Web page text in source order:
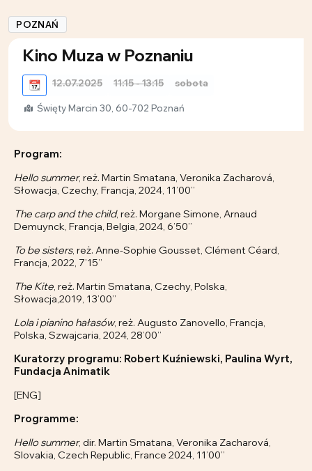
POZNAŃ
Kino Muza w Poznaniu
📆 12.07.2025 11:15 - 13:15 sobota
Święty Marcin 30, 60-702 Poznań
Program:
Hello summer, reż. Martin Smatana, Veronika Zacharová,
Słowacja, Czechy, Francja, 2024, 11’00’’
The carp and the child, reż. Morgane Simone, Arnaud
Demuynck, Francja, Belgia, 2024, 6’50’’
To be sisters, reż. Anne-Sophie Gousset, Clément Céard,
Francja, 2022, 7’15’’
The Kite, reż. Martin Smatana, Czechy, Polska,
Słowacja,2019, 13’00’’
Lola i pianino hałasów, reż. Augusto Zanovello, Francja,
Polska, Szwajcaria, 2024, 28’00’’
Kuratorzy programu: Robert Kuźniewski, Paulina Wyrt,
Fundacja Animatik
[ENG]
Programme:
Hello summer, dir. Martin Smatana, Veronika Zacharová,
Slovakia, Czech Republic, France 2024, 11’00’’